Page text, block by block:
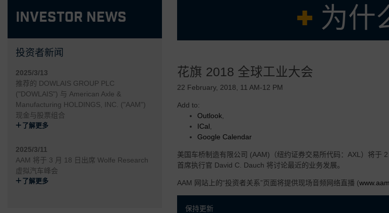
Investor News
投资者新闻
2025/3/13
推荐的 DOWLAIS GROUP PLC
("DOWLAIS") 与 American Axle &
Manufacturing HOLDINGS, INC. ("AAM")
现金与股票组合
了解更多
2025/3/11
AAM 将于 3 月 18 日出席 Wolfe Research
虚拟汽车峰会
了解更多
为什
• 专注于高需求产品的强大核心业务，辅以全球盈利增长机会
• 灵活可变的成本结构，在有效调整我们的业务以适应当前市场需求
• 由 AAM 的操作系统和垂直整合的优势驱动的卓越的利润率和强劲
• 高度创新和可扩展的电气化推进技术，旨在加速增长并服务于多个
花旗 2018 全球工业大会
22 February, 2018, 11 AM-12 PM
Add to:
Outlook
ICal
Google Calendar
美国车桥制造有限公司 (AAM)（纽约证券交易所代码：AXL）将于
首席执行官 David C. Dauch 将讨论最近的业务发展。
AAM 网站上的“投资者关系”页面将提供现场音频网络直播 (
保持更新